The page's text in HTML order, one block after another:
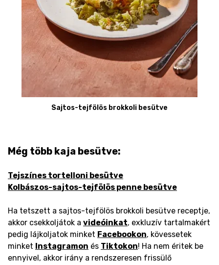
Sajtos-tejfölös brokkoli besütve
Még több kaja besütve:
Tejszínes tortelloni besütve
Kolbászos-sajtos-tejfölös penne besütve
Ha tetszett a sajtos-tejfölös brokkoli besütve receptje,
akkor csekkoljátok a videóinkat, exkluzív tartalmakért
pedig lájkoljatok minket Facebookon, kövessetek
minket Instagramon és Tiktokon! Ha nem éritek be
ennyivel, akkor irány a rendszeresen frissülő